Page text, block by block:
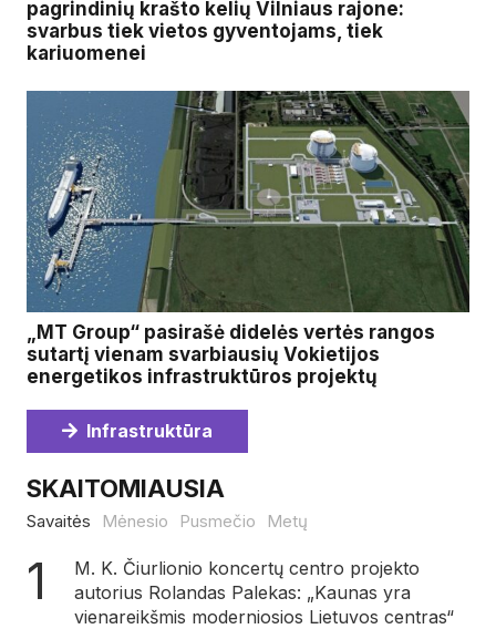
pagrindinių krašto kelių Vilniaus rajone:
svarbus tiek vietos gyventojams, tiek
kariuomenei
„MT Group“ pasirašė didelės vertės rangos
sutartį vienam svarbiausių Vokietijos
energetikos infrastruktūros projektų
Infrastruktūra
SKAITOMIAUSIA
Savaitės Mėnesio Pusmečio Metų
M. K. Čiurlionio koncertų centro projekto
autorius Rolandas Palekas: „Kaunas yra
vienareikšmis moderniosios Lietuvos centras“